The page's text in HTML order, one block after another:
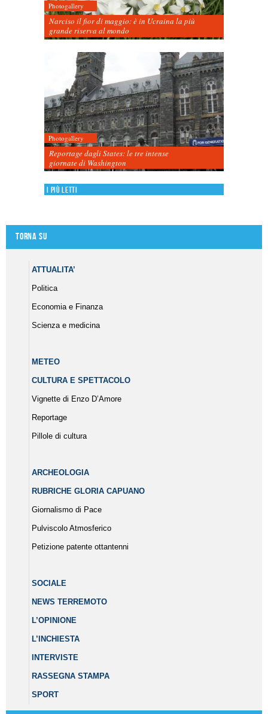
Photogallery
Narciso il fior di maggio: è in Ucraina la più
grande riserva al mondo
Photogallery
Reportage dagli States: le tre intense
giornate di Washington
I più letti
Torna su
ATTUALITA’
Politica
Economia e Finanza
Scienza e medicina
METEO
CULTURA E SPETTACOLO
Vignette di Enzo D’Amore
Reportage
Pillole di cultura
ARCHEOLOGIA
RUBRICHE GLORIA CAPUANO
Giornalismo di Pace
Pulviscolo Atmosferico
Petizione patente ottantenni
SOCIALE
NEWS TERREMOTO
L’OPINIONE
L’INCHIESTA
INTERVISTE
RASSEGNA STAMPA
SPORT